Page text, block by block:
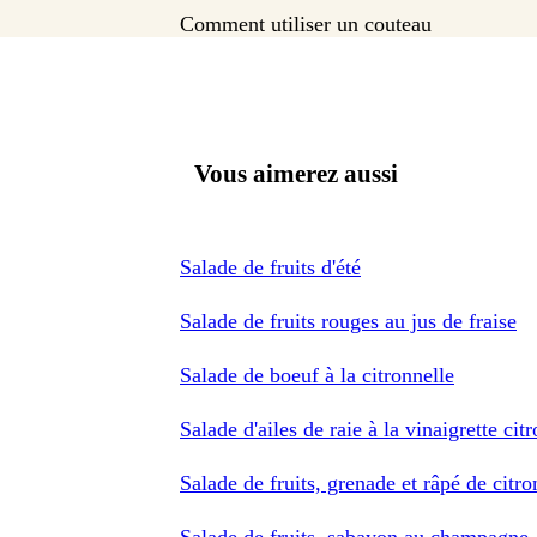
Comment utiliser un couteau
Vous aimerez aussi
Salade de fruits d'été
Salade de fruits rouges au jus de fraise
Salade de boeuf à la citronnelle
Salade d'ailes de raie à la vinaigrette
Salade de fruits, grenade et râpé de